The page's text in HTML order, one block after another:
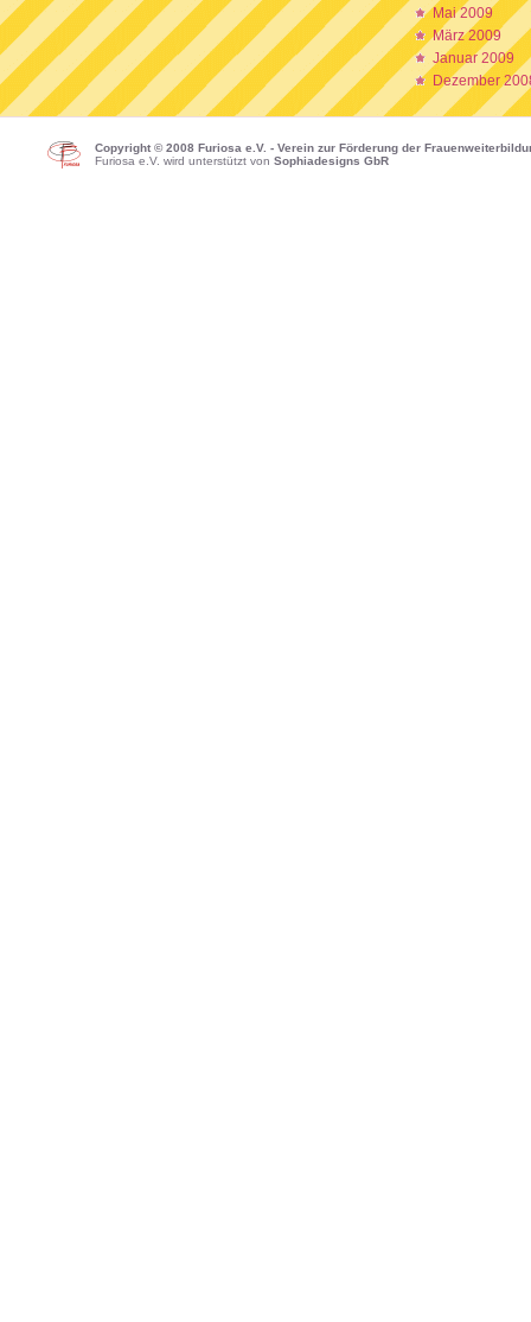
Mai 2009
März 2009
Januar 2009
Dezember
Copyright © 2008 Furiosa e.V. - Verein zur Förderung der
Furiosa e.V. wird unterstützt von Sophiadesigns GbR